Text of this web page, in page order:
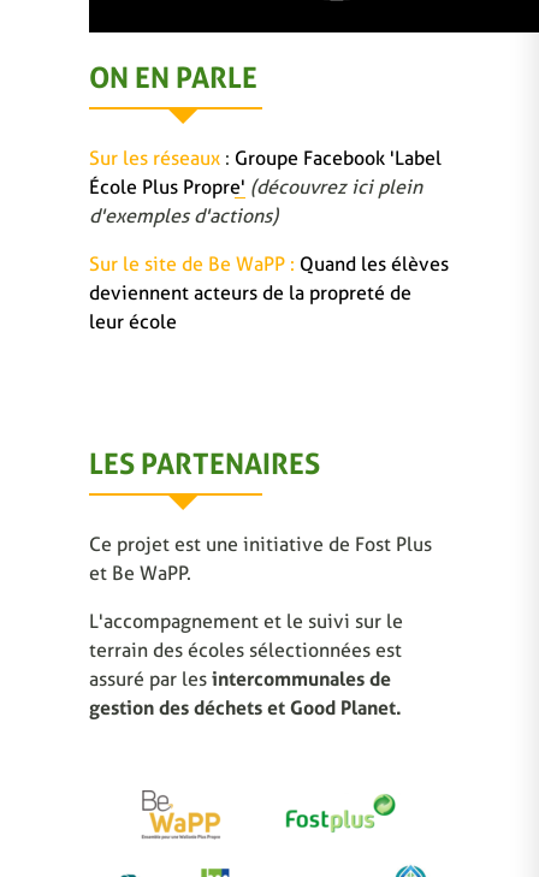
ON EN PARLE
Sur les réseaux : Groupe Facebook 'Label
École Plus Propre' (découvrez ici plein
d'exemples d'actions)
Sur le site de Be WaPP : Quand les élèves
deviennent acteurs de la propreté de
leur école
LES PARTENAIRES
Ce projet est une initiative de Fost Plus
et Be WaPP.
L'accompagnement et le suivi sur le
terrain des écoles sélectionnées est
assuré par les intercommunales de
gestion des déchets et Good Planet.